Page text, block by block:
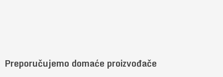
Preporučujemo domaće proizvođače